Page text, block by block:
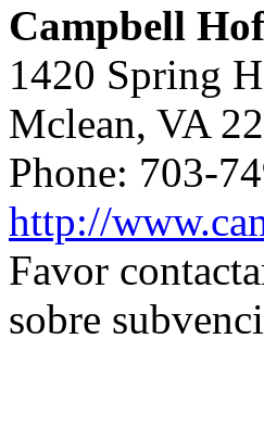
Campbell
1420 Spring
Mclean, VA
Phone: 703-
http://
Favor
sobre